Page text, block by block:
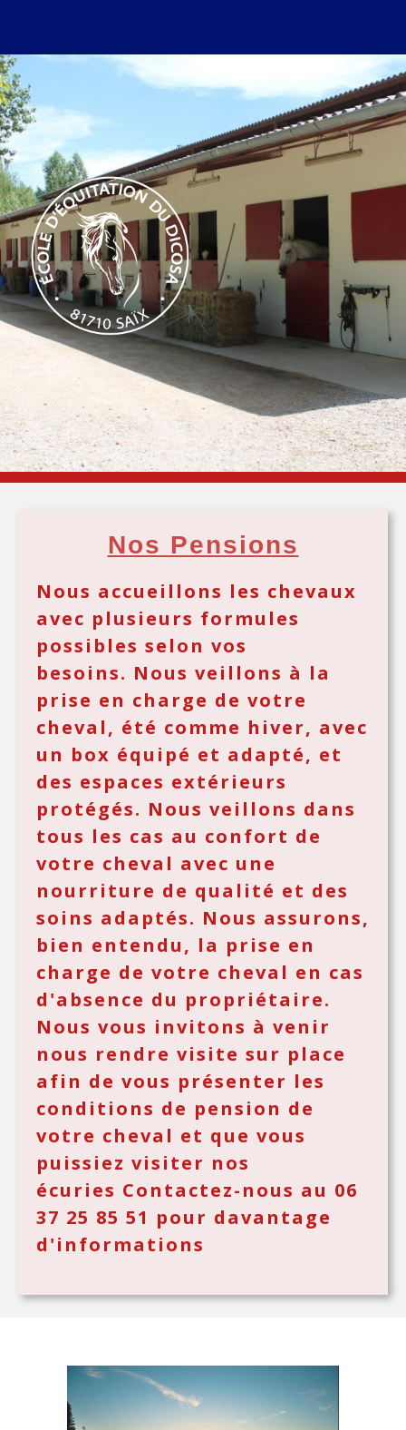
Nos Pensions
Nous accueillons les chevaux
avec plusieurs formules
possibles selon vos
besoins. Nous veillons à la
prise en charge de votre
cheval, été comme hiver, avec
un box équipé et adapté, et
des espaces extérieurs
protégés. Nous veillons dans
tous les cas au confort de
votre cheval avec une
nourriture de qualité et des
soins adaptés. Nous assurons,
bien entendu, la prise en
charge de votre cheval en cas
d'absence du propriétaire.
Nous vous invitons à venir
nous rendre visite sur place
afin de vous présenter les
conditions de pension de
votre cheval et que vous
puissiez visiter nos
écuries Contactez-nous au 06
37 25 85 51 pour davantage
d'informations